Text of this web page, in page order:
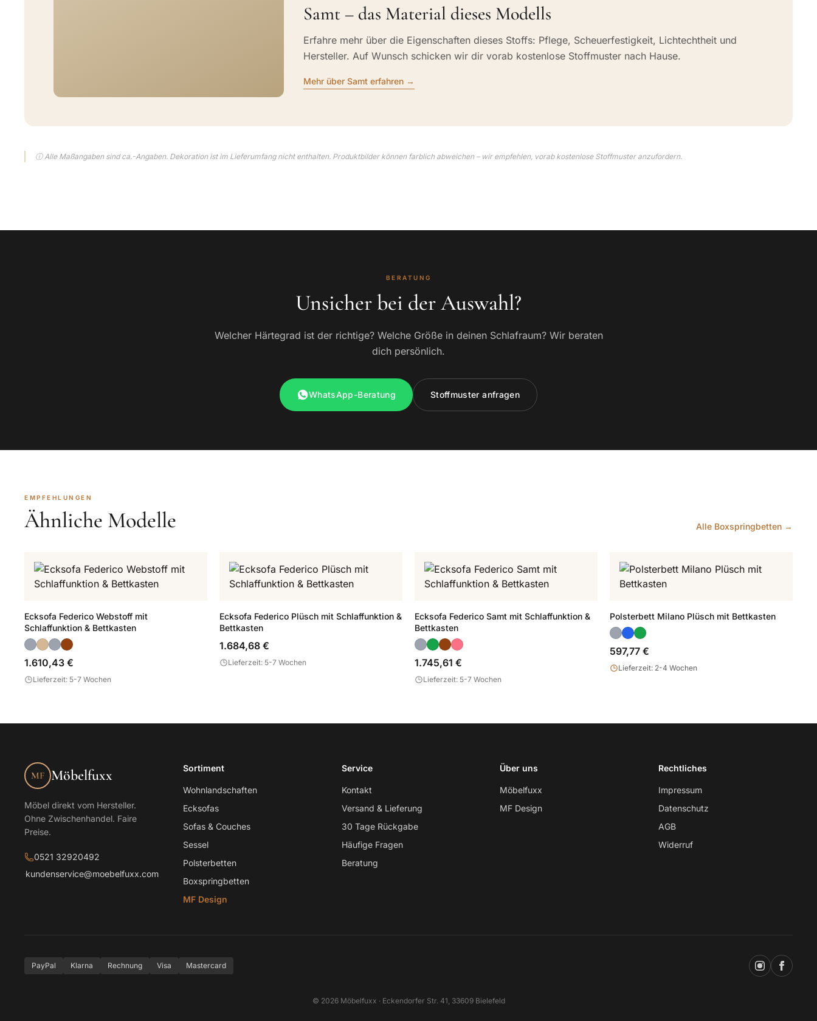
Samt – das Material dieses Modells
Erfahre mehr über die Eigenschaften dieses Stoffs: Pflege, Scheuerfestigkeit, Lichtechtheit und
Hersteller. Auf Wunsch schicken wir dir vorab kostenlose Stoffmuster nach Hause.
Mehr über Samt erfahren →
ⓘ Alle Maßangaben sind ca.-Angaben. Dekoration ist im Lieferumfang nicht enthalten. Produktbilder können farblich abweichen – wir empfehlen, vorab kostenlose Stoffmuster anzufordern.
BERATUNG
Unsicher bei der Auswahl?
Welcher Härtegrad ist der richtige? Welche Größe in deinen Schlafraum? Wir beraten
dich persönlich.
WhatsApp-Beratung Stoffmuster anfragen
EMPFEHLUNGEN
Ähnliche Modelle Alle Boxspringbetten →
Ecksofa Federico Webstoff mit
Schlaffunktion & Bettkasten
1.610,43 €
Lieferzeit: 5-7 Wochen
Ecksofa Federico Plüsch mit Schlaffunktion &
Bettkasten
1.684,68 €
Lieferzeit: 5-7 Wochen
Ecksofa Federico Samt mit Schlaffunktion &
Bettkasten
1.745,61 €
Lieferzeit: 5-7 Wochen
Polsterbett Milano Plüsch mit Bettkasten
597,77 €
Lieferzeit: 2-4 Wochen
MF Möbelfuxx
Möbel direkt vom Hersteller.
Ohne Zwischenhandel. Faire
Preise.
0521 32920492
kundenservice@moebelfuxx.com
Sortiment
Wohnlandschaften
Ecksofas
Sofas & Couches
Sessel
Polsterbetten
Boxspringbetten
MF Design
Service
Kontakt
Versand & Lieferung
30 Tage Rückgabe
Häufige Fragen
Beratung
Über uns
Möbelfuxx
MF Design
Rechtliches
Impressum
Datenschutz
AGB
Widerruf
PayPal Klarna Rechnung Visa Mastercard
© 2026 Möbelfuxx · Eckendorfer Str. 41, 33609 Bielefeld